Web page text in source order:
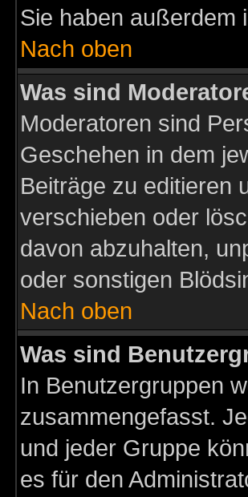
Sie haben außerdem
Nach oben
Was sind
Moderatoren sind
Geschehen in dem
Beiträge zu editieren
verschieben oder
davon abzuhalten,
oder sonstigen
Nach oben
Was sind
In Benutzergruppen
zusammengefasst.
und jeder Gruppe
es für den